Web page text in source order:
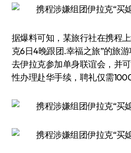
据爆料可知，某旅行社在携程
克6日4晚跟团.幸福之旅”的旅
去伊拉克参加单身联谊会，并
性办理赴华手续，聘礼仅需